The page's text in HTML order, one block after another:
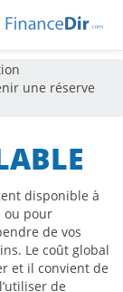
une réserve
disponible à
ou pour
de vos
Le coût global
et il convient de
de